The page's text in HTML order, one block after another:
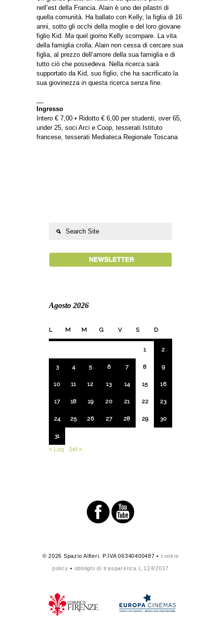
nell’est della Francia. Alain è uno dei pilastri di
quella comunità. Ha ballato con Kelly, la figlia di 16
anni, sotto gli occhi della moglie e del loro giovane
figlio Kid. Ma quel giorno Kelly scompare. La vita
della famiglia crolla. Alain non cessa di cercare sua
figlia, al prezzo dell’amore della sua famiglia e di
tutto ciò che possedeva. Nella ricerca sarà
supportato da Kid, suo figlio, che ha sacrificato la
sua giovinezza in questa ricerca senza fine.
Ingresso
Intero € 7,00 • Ridotto € 6,00 per studenti, over 65,
under 25, soci Arci e Coop, tesserati Istituto
francese, tesserati Mediateca Regionale Toscana
Agosto 2026
L M M G V S D
1 2
3 4 5 6 7 8 9
10 11 12 13 14 15 16
17 18 19 20 21 22 23
24 25 26 27 28 29 30
31
« Lug
Set »
© 2026 Spazio Alfieri. P.IVA 06340400487 • cookie
policy • obblighi di trasparenza L.124/2017